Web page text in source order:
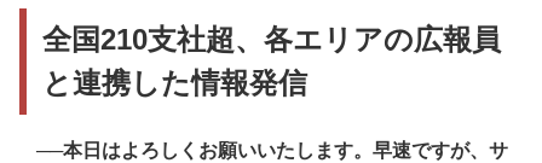
全国210支社超、各エリアの広報員
と連携した情報発信
──本日はよろしくお願いいたします。早速ですが、サ